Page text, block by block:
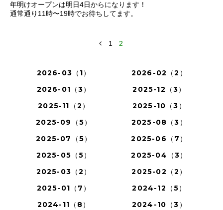
年明けオープンは明日4日からになります！
通常通り11時〜19時でお待ちしてます。
1 2
2026-03（1）
2026-02（2）
2026-01（3）
2025-12（3）
2025-11（2）
2025-10（3）
2025-09（5）
2025-08（3）
2025-07（5）
2025-06（7）
2025-05（5）
2025-04（3）
2025-03（2）
2025-02（2）
2025-01（7）
2024-12（5）
2024-11（8）
2024-10（3）